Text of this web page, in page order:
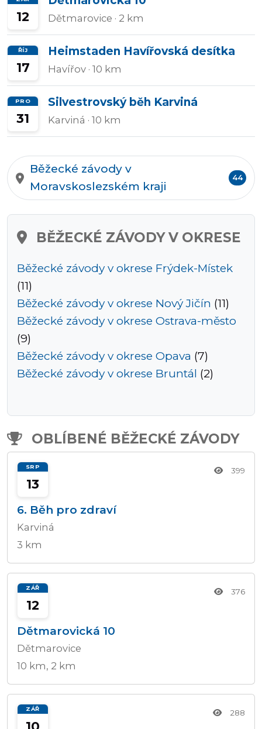
OCR
Praha
Virtuální
Dětské
závody
Kalkulátor
tempa
Predikce
závodního
času
zóny
Přidat/upravit
závody
12 Dětmarovice · 2 km
ŘÍJ
17
Heimstaden Havířovská desítka
Havířov · 10 km
PRO
31
Silvestrovský běh Karviná
Karviná · 10 km
Běžecké závody v
Moravskoslezském kraji
44
BĚŽECKÉ ZÁVODY V OKRESE
Běžecké závody v okrese Frýdek-Místek
(11)
Běžecké závody v okrese Nový Jičín (11)
Běžecké závody v okrese Ostrava-město
(9)
Běžecké závody v okrese Opava (7)
Běžecké závody v okrese Bruntál (2)
OBLÍBENÉ BĚŽECKÉ ZÁVODY
SRP
13
399
6. Běh pro zdraví
Karviná
3 km
ZÁŘ
12
376
Dětmarovická 10
Dětmarovice
10 km, 2 km
ZÁŘ 288